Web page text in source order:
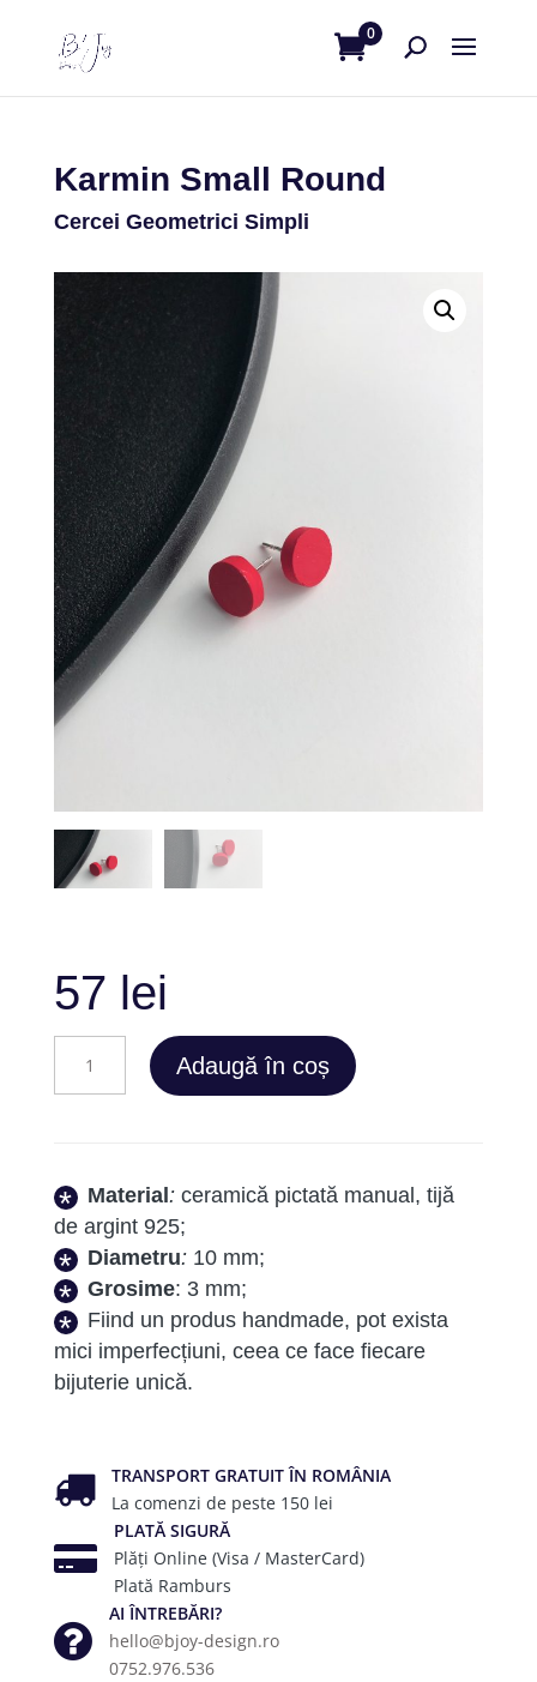
0
Karmin Small Round
Cercei Geometrici Simpli
57 lei
Karmin
Adaugă în coș
Material :ceramică pictată manual, tijă
de argint 925;
Diametru:10 mm;
Grosime: 3 mm;
Fiind un produs handmade, pot exista
mici imperfecțiuni, ceea ce face fiecare
bijuterie unică.
TRANSPORT GRATUIT ÎN ROMÂNIA
La comenzi de peste 150 lei
PLATĂ SIGURĂ
Plăți Online (Visa / MasterCard)
Plată Ramburs
AI ÎNTREBĂRI?
hello@bjoy-design.ro
0752.976.536